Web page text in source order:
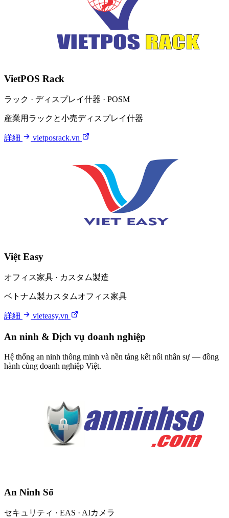
VietPOS Rack
ラック · ディスプレイ什器 · POSM
産業用ラックと小売ディスプレイ什器
詳細 vietposrack.vn
Việt Easy
オフィス家具 · カスタム製造
ベトナム製カスタムオフィス家具
詳細 vieteasy.vn
An ninh & Dịch vụ doanh nghiệp
Hệ thống an ninh thông minh và nền tảng kết nối nhân sự — đồng
hành cùng doanh nghiệp Việt.
An Ninh Số
セキュリティ · EAS · AIカメラ